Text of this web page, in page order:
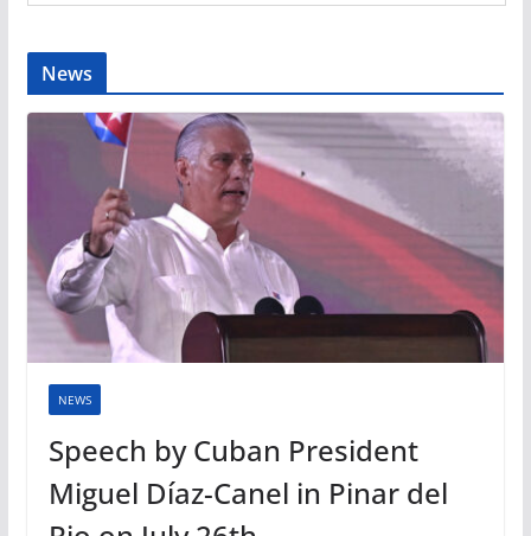
News
NEWS
Speech by Cuban President
Miguel Díaz-Canel in Pinar del